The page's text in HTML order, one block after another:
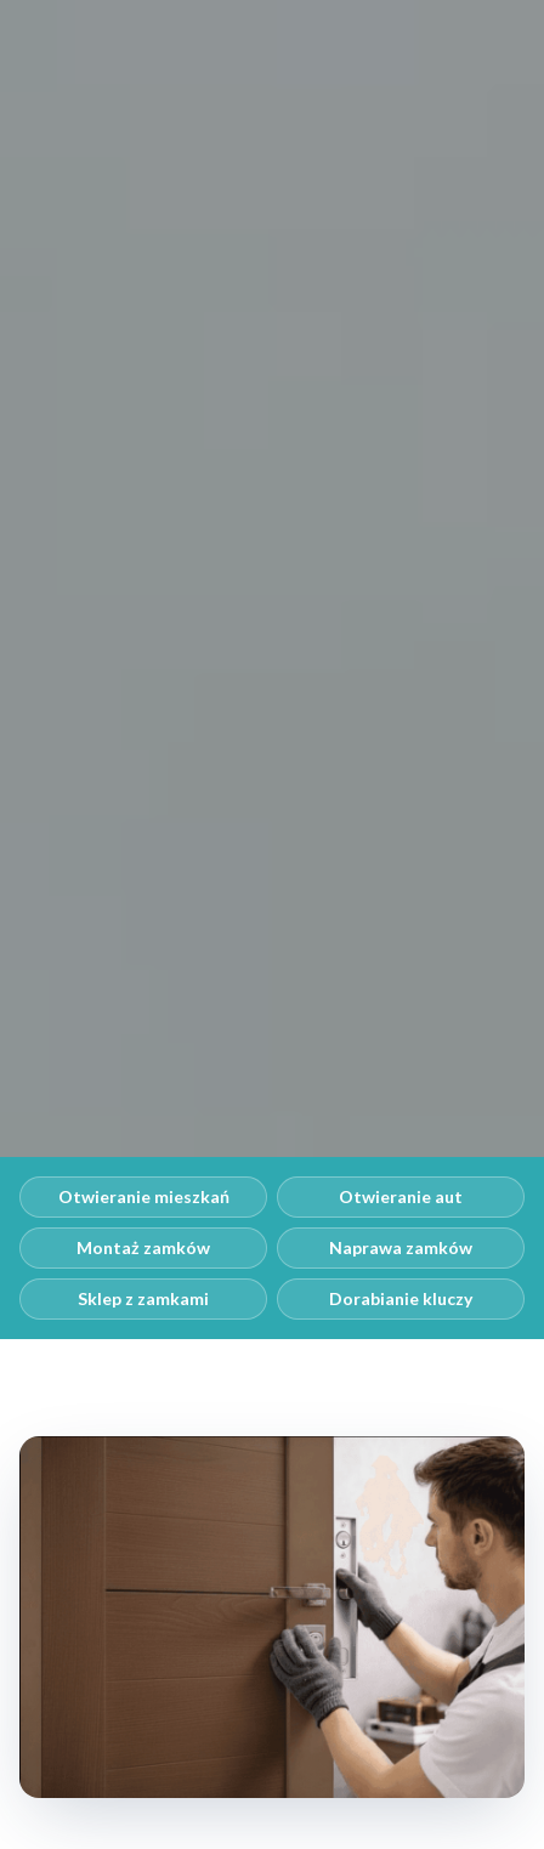
Otwieranie mieszkań Otwieranie aut
Montaż zamków Naprawa zamków
Sklep z zamkami Dorabianie kluczy